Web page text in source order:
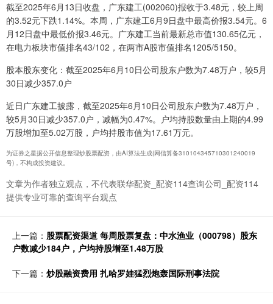
截至2025年6月13日收盘，广东建工(002060)报收于3.48元，较上周
的3.52元下跌1.14%。本周，广东建工6月9日盘中最高价报3.54元。6
月12日盘中最低价报3.46元。广东建工当前最新总市值130.65亿元，
在电力板块市值排名43/102，在两市A股市值排名1205/5150。
股本股东变化：截至2025年6月10日公司股东户数为7.48万户，较5月
30日减少357.0户
近日广东建工披露，截至2025年6月10日公司股东户数为7.48万户，
较5月30日减少357.0户，减幅为0.47%。户均持股数量由上期的4.99
万股增加至5.02万股，户均持股市值为17.61万元。
为证券之星据公开信息整理炒股票配资，由AI算法生成(网信算备310104345710301240019
号)，不构成投资建议。
文章为作者独立观点，不代表联华配资_配资114查询公司_配资114
提供专业可靠的查询平台观点
上一篇： 股票配资渠道 每周股票复盘：中水渔业（000798）股东
户数减少184户，户均持股增至1.48万股
下一篇： 炒股融资费用 扎哈罗娃猛烈炮轰国际刑事法院